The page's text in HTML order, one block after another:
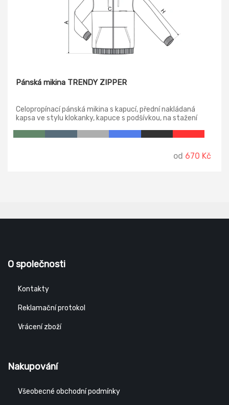
Pánská mikina TRENDY ZIPPER
Celopropínací pánská mikina s kapucí, přední nakládaná
kapsa ve stylu klokanky, kapuce s podšívkou, na stažení
od 670 Kč
O společnosti
Kontakty
Reklamační protokol
Vrácení zboží
Nakupování
Všeobecné obchodní podmínky